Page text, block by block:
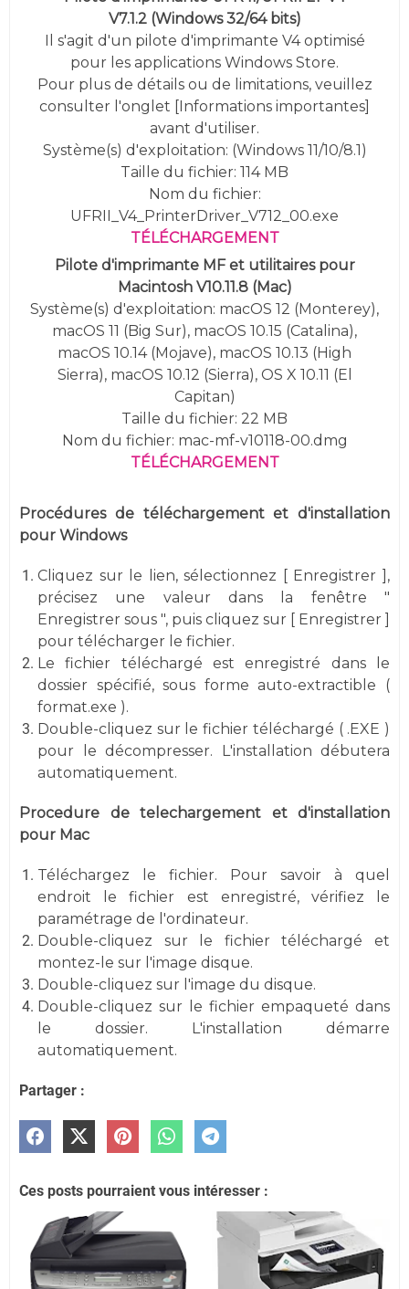
V7.1.2 (Windows 32/64 bits)
Il s'agit d'un pilote d'imprimante V4 optimisé
pour les applications Windows Store.
Pour plus de détails ou de limitations, veuillez
consulter l'onglet [Informations importantes]
avant d'utiliser.
Système(s) d'exploitation: (Windows 11/10/8.1)
Taille du fichier: 114 MB
Nom du fichier:
UFRII_V4_PrinterDriver_V712_00.exe
TÉLÉCHARGEMENT
Pilote d'imprimante MF et utilitaires pour
Macintosh V10.11.8 (Mac)
Système(s) d'exploitation: macOS 12 (Monterey),
macOS 11 (Big Sur), macOS 10.15 (Catalina),
macOS 10.14 (Mojave), macOS 10.13 (High
Sierra), macOS 10.12 (Sierra), OS X 10.11 (El
Capitan)
Taille du fichier: 22 MB
Nom du fichier: mac-mf-v10118-00.dmg
TÉLÉCHARGEMENT
Procédures de téléchargement et d'installation
pour Windows
Cliquez sur le lien, sélectionnez [ Enregistrer ],
précisez une valeur dans la fenêtre "
Enregistrer sous ", puis cliquez sur [ Enregistrer ]
pour télécharger le fichier.
Le fichier téléchargé est enregistré dans le
dossier spécifié, sous forme auto-extractible (
format.exe ).
Double-cliquez sur le fichier téléchargé ( .EXE )
pour le décompresser. L'installation débutera
automatiquement.
Procedure de telechargement et d'installation
pour Mac
Téléchargez le fichier. Pour savoir à quel
endroit le fichier est enregistré, vérifiez le
paramétrage de l'ordinateur.
Double-cliquez sur le fichier téléchargé et
montez-le sur l'image disque.
Double-cliquez sur l'image du disque.
Double-cliquez sur le fichier empaqueté dans
le dossier. L'installation démarre
automatiquement.
Partager :
Ces posts pourraient vous intéresser :